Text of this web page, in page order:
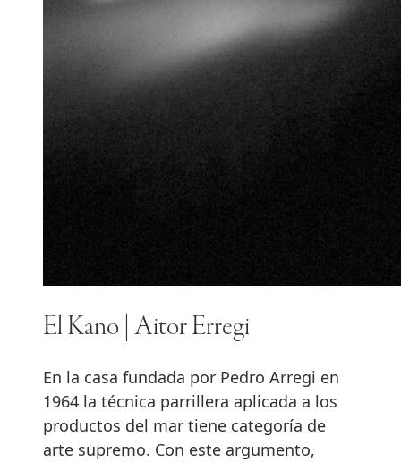
El Kano | Aitor Erregi
En la casa fundada por Pedro Arregi en
1964 la técnica parrillera aplicada a los
productos del mar tiene categoría de
arte supremo. Con este argumento,